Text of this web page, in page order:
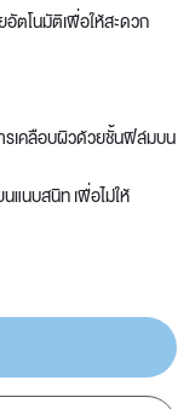
ตโนมัติเพื่อให้สะดวก
รเคลือบผิวด้วยชั้นฟิล์มบน
แนบสนิท เพื่อไม่ให้